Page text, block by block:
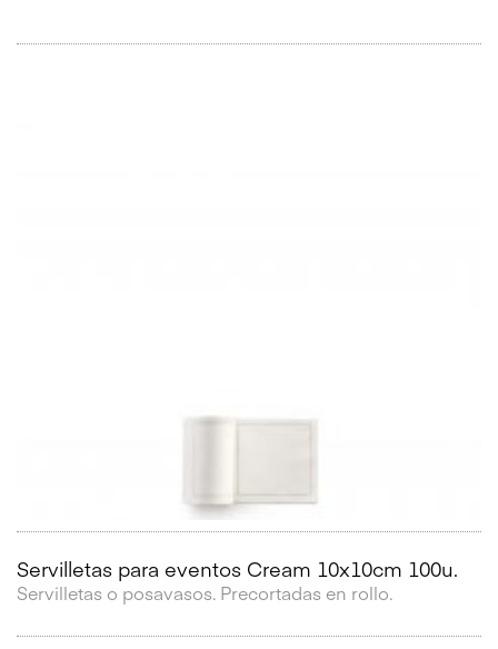
Servilletas para eventos Cream 10x10cm 100u.
Servilletas o posavasos. Precortadas en rollo.